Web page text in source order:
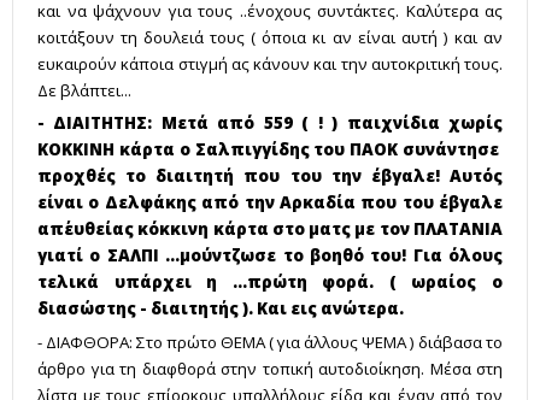
και να ψάχνουν για τους ..ένοχους συντάκτες. Καλύτερα ας
κοιτάξουν τη δουλειά τους ( όποια κι αν είναι αυτή ) και αν
ευκαιρούν κάποια στιγμή ας κάνουν και την αυτοκριτική τους.
Δε βλάπτει...
- ΔΙΑΙΤΗΤΗΣ: Μετά από 559 ( ! ) παιχνίδια χωρίς
ΚΟΚΚΙΝΗ κάρτα ο Σαλπιγγίδης του ΠΑΟΚ συνάντησε
προχθές το διαιτητή που του την έβγαλε! Αυτός
είναι ο Δελφάκης από την Αρκαδία που του έβγαλε
απ΄ευθείας κόκκινη κάρτα στο ματς με τον ΠΛΑΤΑΝΙΑ
γιατί ο ΣΑΛΠΙ ...μούντζωσε το βοηθό του! Για όλους
τελικά υπάρχει η ...πρώτη φορά. ( ωραίος ο
διασώστης - διαιτητής ). Και εις ανώτερα.
- ΔΙΑΦΘΟΡΑ: Στο πρώτο ΘΕΜΑ ( για άλλους ΨΕΜΑ ) διάβασα το
άρθρο για τη διαφθορά στην τοπική αυτοδιοίκηση. Μέσα στη
λίστα με τους επίορκους υπαλλήλους είδα και έναν από τον